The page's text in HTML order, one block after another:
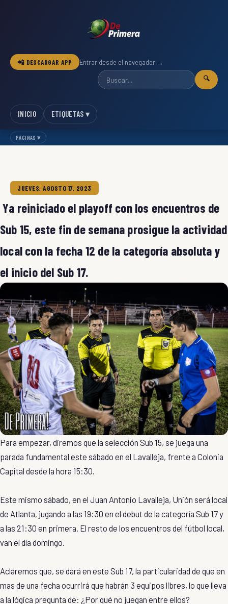
📲 DESCARGAR APP Entrar desde el navegador →
🔍
INICIO ETIQUETAS ▾
PÁGINAS ▾
JUEVES, AGOSTO 17, 2023
Ya reiniciado el playoff con los encuentros de
Sub 15, este fin de semana prosigue la actividad
local con la fecha 12 de la categoría absoluta y
el inicio del Sub 17.
Para empezar, diremos que la selección Sub 15, se juega una
parada fundamental este sábado en el Lavalleja, frente a Colonia
Capital desde la hora 15:30.
Este mismo sábado, en el Juan Antonio Lavalleja, Unión será local
de Atlanta, jugando a las 19:30 en el debut de la categoría Sub 17 y
a las 21:30 en primera. El resto de los encuentros del fútbol local,
van el día domingo.
Aclaremos que, se dará en este Sub 17, la particularidad de que en
mas de una fecha ocurrirá que habrán 3 equipos libres, lo que lleva
a la lógica pregunta de: ¿Por qué no juegan entre ellos?